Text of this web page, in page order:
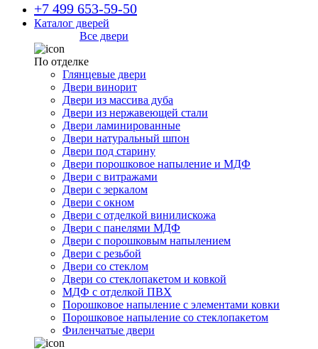
+7 499 653-59-50
Каталог дверей
Все двери
По отделке
Глянцевые двери
Двери винорит
Двери из массива дуба
Двери из нержавеющей стали
Двери ламинированные
Двери натуральный шпон
Двери под старину
Двери порошковое напыление и МДФ
Двери с витражами
Двери с зеркалом
Двери с окном
Двери с отделкой винилискожа
Двери с панелями МДФ
Двери с порошковым напылением
Двери с резьбой
Двери со стеклом
Двери со стеклопакетом и ковкой
МДФ с отделкой ПВХ
Порошковое напыление с элементами ковки
Порошковое напыление со стеклопакетом
Филенчатые двери